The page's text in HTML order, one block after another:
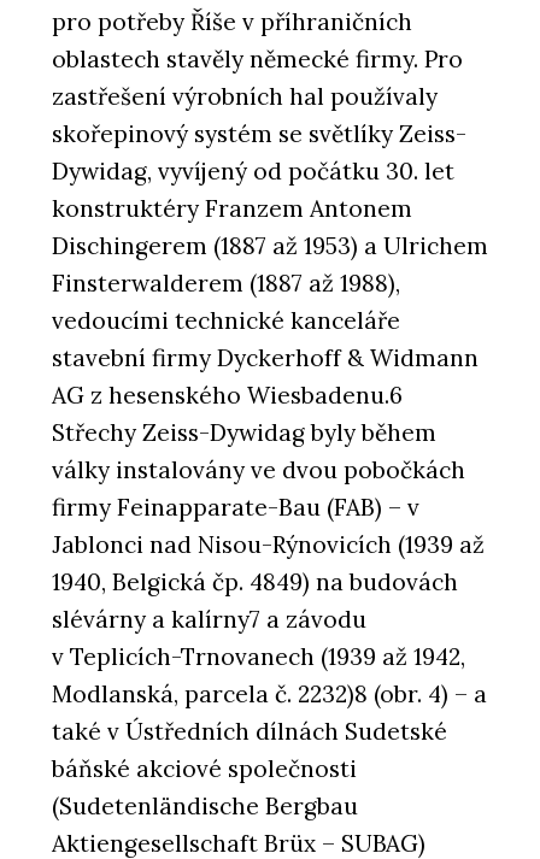
pro potřeby Říše v příhraničních
oblastech stavěly německé firmy. Pro
zastřešení výrobních hal používaly
skořepinový systém se světlíky Zeiss-
Dywidag, vyvíjený od počátku 30. let
konstruktéry Franzem Antonem
Dischingerem (1887 až 1953) a Ulrichem
Finsterwalderem (1887 až 1988),
vedoucími technické kanceláře
stavební firmy Dyckerhoff & Widmann
AG z hesenského Wiesbadenu.6
Střechy Zeiss-Dywidag byly během
války instalovány ve dvou pobočkách
firmy Feinapparate-Bau (FAB) – v
Jablonci nad Nisou-Rýnovicích (1939 až
1940, Belgická čp. 4849) na budovách
slévárny a kalírny7 a závodu
v Teplicích-Trnovanech (1939 až 1942,
Modlanská, parcela č. 2232)8 (obr. 4) – a
také v Ústředních dílnách Sudetské
báňské akciové společnosti
(Sudetenländische Bergbau
Aktiengesellschaft Brüx – SUBAG)